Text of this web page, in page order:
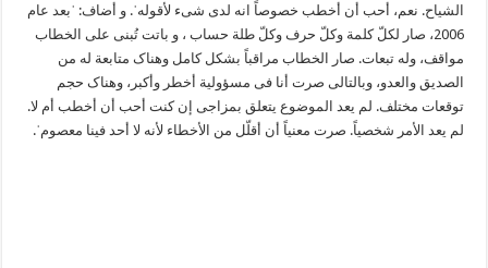
الشیاح. نعم، أحب أن أخطب خصوصاً انه لدی شیء لأقولهˈ. و أضاف: ˈبعد عام
2006، صار لکلّ کلمة وکلّ حرف وکلّ طلة حساب ، و باتت تُبنی علی الخطاب
مواقف، وله تبعات. صار الخطاب مراقباً بشکل کامل وهناک متابعة له من
الصدیق والعدو، وبالتالی صرت أنا فی مسؤولیة أخطر وأکبر، وهناک حجم
توقعات مختلف. لم یعد الموضوع یتعلق بمزاجی إن کنت أحب أن أخطب أم لا.
لم یعد الأمر شخصیاً. صرت معنیاً أن أقلّل من الأخطاء لأنه لا أحد فینا معصومˈ.